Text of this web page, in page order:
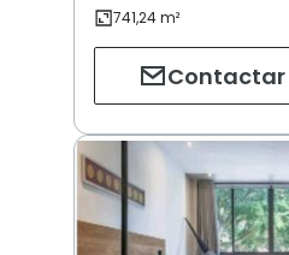
Contactar